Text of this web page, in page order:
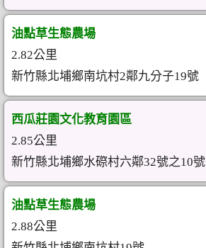
油點草生態農場
2.82公里
新竹縣北埔鄉南坑村2鄰九分子19號
西瓜莊園文化教育園區
2.85公里
新竹縣北埔鄉水磜村六鄰32號之10號
油點草生態農場
2.88公里